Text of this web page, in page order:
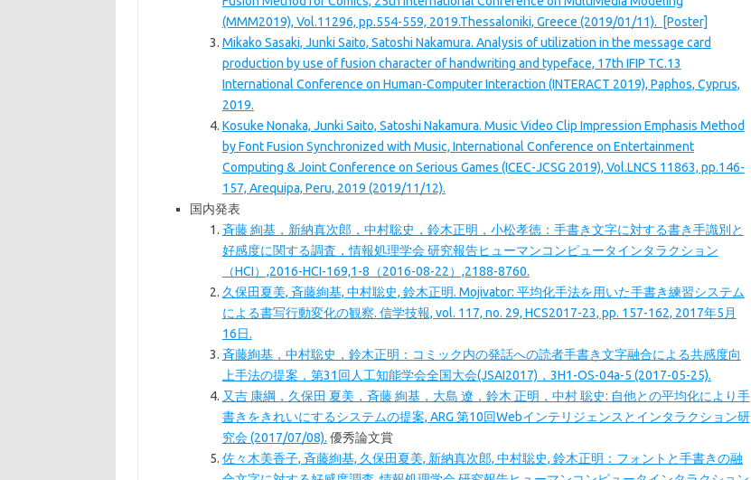
(MMM2019), Vol.11296, pp.554-559, 2019.Thessaloniki, Greece (2019/01/11). [Poster]
Mikako Sasaki, Junki Saito, Satoshi Nakamura. Analysis of utilization in the message card
production by use of fusion character of handwriting and typeface, 17th IFIP TC.13
International Conference on Human-Computer Interaction (INTERACT 2019), Paphos, Cyprus,
2019.
Kosuke Nonaka, Junki Saito, Satoshi Nakamura. Music Video Clip Impression Emphasis Method
by Font Fusion Synchronized with Music, International Conference on Entertainment
Computing & Joint Conference on Serious Games (ICEC-JCSG 2019), Vol.LNCS 11863, pp.146-
157, Arequipa, Peru, 2019 (2019/11/12).
国内発表
斉藤 絢基，新納真次郎，中村聡史，鈴木正明，小松孝徳：手書き文字に対する書き手識別と
好感度に関する調査，情報処理学会 研究報告ヒューマンコンピュータインタラクション
（HCI）,2016-HCI-169,1-8（2016-08-22）,2188-8760.
久保田夏美, 斉藤絢基, 中村聡史, 鈴木正明. Mojivator: 平均化手法を用いた手書き練習システム
による書写行動変化の観察. 信学技報, vol. 117, no. 29, HCS2017-23, pp. 157-162, 2017年5月
16日.
斉藤絢基，中村聡史，鈴木正明：コミック内の発話への読者手書き文字融合による共感度向
上手法の提案，第31回人工知能学会全国大会(JSAI2017)，3H1-OS-04a-5 (2017-05-25).
又吉 康綱，久保田 夏美，斉藤 絢基，大島 遼，鈴木 正明，中村 聡史: 自他との平均化により手
書きをきれいにするシステムの提案, ARG 第10回Webインテリジェンスとインタラクション研
究会 (2017/07/08). 優秀論文賞
佐々木美香子, 斉藤絢基, 久保田夏美, 新納真次郎, 中村聡史, 鈴木正明：フォントと手書きの融